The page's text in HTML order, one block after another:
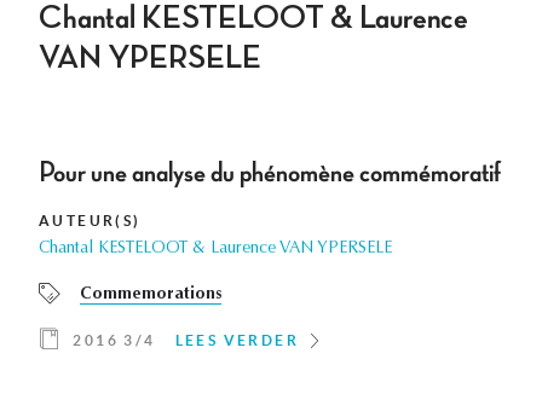
Chantal KESTELOOT & Laurence
VAN YPERSELE
Pour une analyse du phénomène commémoratif
AUTEUR(S)
Chantal KESTELOOT & Laurence VAN YPERSELE
Commemorations
2016 3/4 LEES VERDER